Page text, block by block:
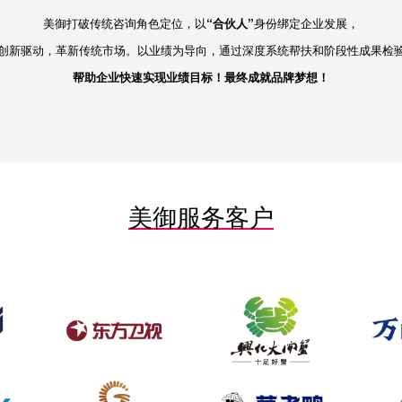
美御打破传统咨询角色定位，以“合伙人”身份绑定企业发展，
新驱动，革新传统市场。以业绩为导向，通过深度系统帮扶和阶段性成果检
帮助企业快速实现业绩目标！最终成就品牌梦想！
美御服务客户